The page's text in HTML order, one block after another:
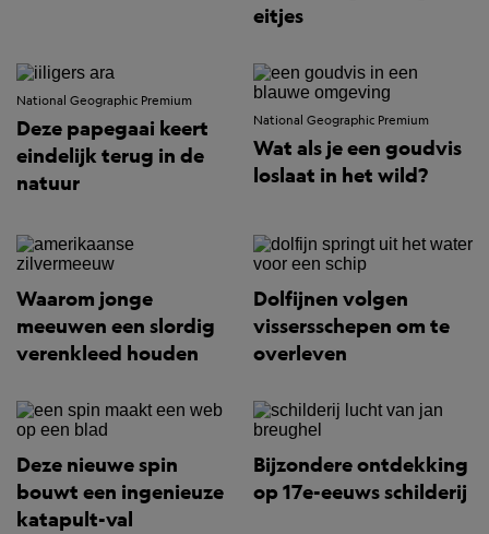
eitjes
National Geographic Premium
Deze papegaai keert
eindelijk terug in de
natuur
National Geographic Premium
Wat als je een goudvis
loslaat in het wild?
Waarom jonge
meeuwen een slordig
verenkleed houden
Dolfijnen volgen
vissersschepen om te
overleven
Deze nieuwe spin
bouwt een ingenieuze
katapult-val
Bijzondere ontdekking
op 17e-eeuws schilderij